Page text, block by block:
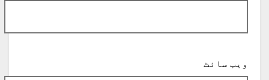
ویب‌ سائٹ